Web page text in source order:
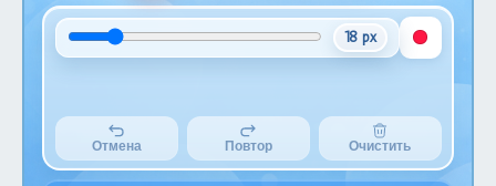
18 px
Отмена Повтор Очистить